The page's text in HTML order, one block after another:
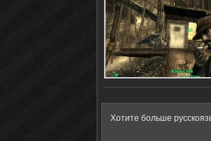
Хотите больше